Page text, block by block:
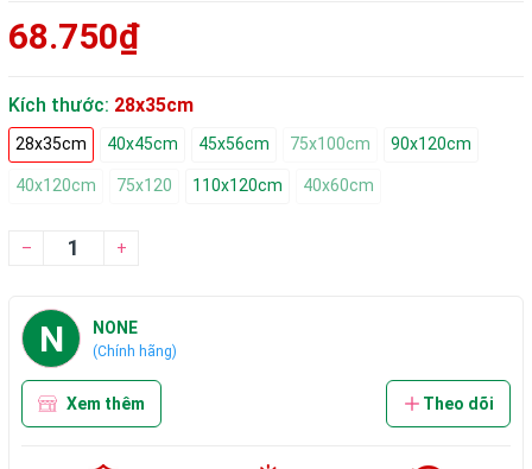
68.750₫
Kích thước: 28x35cm
28x35cm 40x45cm 45x56cm 75x100cm 90x120cm
40x120cm 75x120 110x120cm 40x60cm
– +
N NONE
(Chính hãng)
Xem thêm Theo dõi